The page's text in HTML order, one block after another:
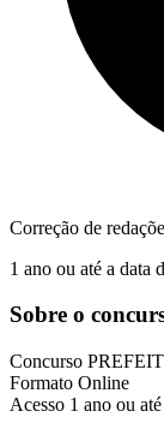
Correção de
1 ano ou até a data
Sobre o
Concurso
Formato Online
Acesso 1 ano ou